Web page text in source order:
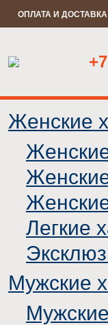
ОПЛАТА И ДОСТАВКА
Женские
Легкие
Мужские